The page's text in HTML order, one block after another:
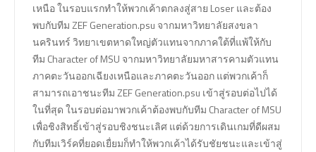
เหนือ ในรอบแรกทำให้พวกเค้าตกลงสู่สาย Loser และต้อง
พบกับทีม ZEF Generation.psu จากมหาวิทยาลัยสงขลา
นครินทร์ วิทยาเขตหาดใหญ่ตัวแทนจากภาคใต้ที่แพ้ให้กับ
ทีม Character of MSU จากมหาวิทยาลัยมหาสารคามตัวแทน
ภาคตะวันออกเฉียงเหนือและภาคตะวันออก แต่พวกเค้าก็
สามารถเอาชนะทีม ZEF Generation.psu เข้าสู่รอบต่อไปได้
ในที่สุด ในรอบต่อมาพวกเค้าต้องพบกับทีม Character of MSU
เพื่อชิงสิทธิ์เข้าสู่รอบชิงชนะเลิศ แต่ด้วยการเดินเกมที่ดีผสม
กับทีมเวิร์คที่ยอดเยื่ยมก็ทำให้พวกเค้าได้รับชัยชนะและเข้าสู่